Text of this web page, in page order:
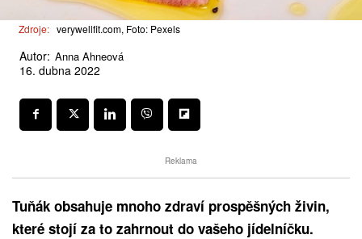
Zdroje: verywellfit.com, Foto: Pexels
Autor: Anna Ahneová
16. dubna 2022
Reklama
Tuňák obsahuje mnoho zdraví prospěšných živin,
které stojí za to zahrnout do vašeho jídelníčku.